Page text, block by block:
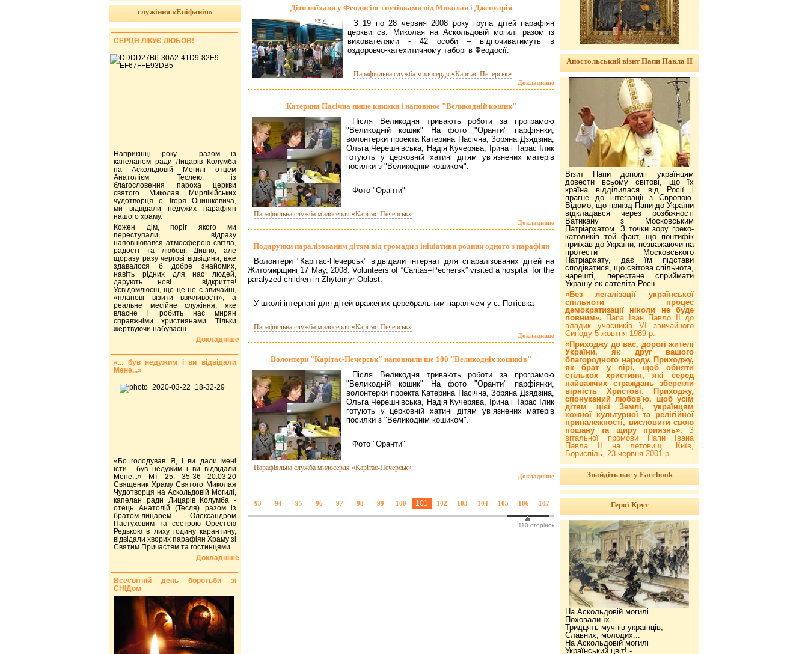
Діти поїхали у Феодосію з путівками від Миколая і Дженуарія
З 19 по 28 червня 2008 року група дітей парафіян
церкви св. Миколая на Аскольдовій могилі разом із
вихователями - 42 особи – відпочиватимуть в
оздоровчо-катехитичному таборі в Феодосії.
Парафіяльна служба милосердя «Карітас-Печерськ»
Докладніше
Катерина Пасічна пише книжки і наповнює "Великодній кошик"
Після Великодня тривають роботи за програмою
"Великодній кошик" На фото "Оранти" парфіянки,
волонтерки проекта Катерина Пасічна, Зоряна Дзядзіна,
Ольга Черешнівська, Надія Кучерява, Ірина і Тарас Ілик
готують у церковній хатині дітям ув`язнених матерів
посилки з "Великоднім кошиком".
Фото "Оранти"
Парафіяльна служба милосердя «Карітас-Печерськ»
Докладніше
Подарунки паралізованим дітям від громади з ініціативи родини одного з парафіян
Волонтери "Карітас-Печерськ" відвідали інтернат для спаралізованих дітей на
Житомирщині 17 May, 2008. Volunteers of “Caritas–Pechersk” visited a hospital for the
paralyzed children in Zhytomyr Oblast.
У школі-інтернаті для дітей вражених церебральним паралічем у с. Потієвка
Парафіяльна служба милосердя «Карітас-Печерськ»
Докладніше
Волонтери "Карітас-Печерськ" наповнили ще 100 "Великодніх кошиків"
Після Великодня тривають роботи за програмою
"Великодній кошик" На фото "Оранти" парфіянки,
волонтерки проекта Катерина Пасічна, Зоряна Дзядзіна,
Ольга Черешнівська, Надія Кучерява, Ірина і Тарас Ілик
готують у церковній хатині дітям ув`язнених матерів
посилки з "Великоднім кошиком".
Фото "Оранти"
Парафіяльна служба милосердя «Карітас-Печерськ»
Докладніше
93 94 95 96 97 98 99 100 101 102 103 104 105 106 107
110 сторінок
служіння «Епіфанія»
СЕРЦЯ ЛІКУЄ ЛЮБОВ!
Наприкінці року разом із
капеланом ради Лицарів Колумба
на Аскольдовій Могилі отцем
Анатолієм Теслею, із
благословення пароха церкви
святого Миколая Мирлікійських
чудотворця о. Ігоря Онишкевича,
ми відвідали недужих парафіян
нашого храму.
Кожен дім, поріг якого ми
переступали, відразу
наповнювався атмосферою світла,
радості та любові. Дивно, але
щоразу разу чергові відвідини, вже
здавалося б добре знайомих,
навіть рідних для нас людей,
дарують нові відкриття!
Усвідомлюєш, що це не є звичайні,
«планові візити ввічливості», а
реальне месійне служіння, яке
власне і робить нас мирян
справжніми християнами. Тільки
жертвуючи набуваєш.
Докладніше
«... був недужим і ви відвідали
Мене...»
«Бо голодував Я, і ви дали мені
їсти... був недужим і ви відвідали
Мене...» Мт 25: 35-36 20.03.20
Священик Храму Святого Миколая
Чудотворця на Аскольдовій Могилі,
капелан ради Лицарів Колумба -
отець Анатолій (Тесля) разом із
братом-лицарем Олександром
Пастуховим та сестрою Орестою
Редькою в лиху годину карантину,
відвідали хворих парафіян Храму зі
Святим Причастям та гостинцями.
Докладніше
Всесвітній день боротьби зі
СНІДом
Апостольський візит Папи Павла ІІ
Візит Папи допоміг українцям
довести всьому світові, що їх
країна відділилася від Росії і
прагне до інтеграції з Європою.
Відомо, що приїзд Папи до України
відкладався через розбіжності
Ватикану з Московським
Патріархатом. З точки зору греко-
католиків той факт, що понтифік
приїхав до України, незважаючи на
протести Московського
Патріархату, дає їм підстави
сподіватися, що світова спільнота,
нарешті, перестане сприймати
Україну як сателіта Росії.
«Без легалізації української
спільноти процес
демократизації ніколи не буде
повним».
Папа Іван Павло ІІ до
владик учасників VI звичайного
Синоду 5 жовтня 1989 р.
«Приходжу до вас, дорогі жителі
України, як друг вашого
благородного народу. Приходжу,
як брат у вірі, щоб обняти
стількох християн, які серед
найважчих страждань зберегли
вірність Христові. Приходжу,
спонуканий любов'ю, щоб усім
дітям цієї Землі, українцям
кожної культурної та релігійної
приналежності, висловити свою
пошану та щиру приязнь». З
вітальної промови Папи Івана
Павла ІІ на летовищі. Київ,
Бориспіль, 23 червня 2001 р.
Знайдіть нас у Facebook
Герої Крут
На Аскольдовій могилі
Поховали їх -
Тридцять мучнів українців,
Славних, молодих...
На Аскольдовій могилі
Український цвіт! -